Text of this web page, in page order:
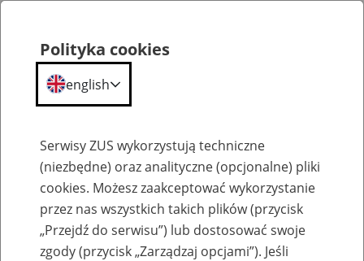
Szkolenia
Polityka cookies
english
Serwisy ZUS wykorzystują techniczne
(niezbędne) oraz analityczne (opcjonalne) pliki
cookies. Możesz zaakceptować wykorzystanie
przez nas wszystkich takich plików (przycisk
„Przejdź do serwisu”) lub dostosować swoje
zgody (przycisk „Zarządzaj opcjami”). Jeśli